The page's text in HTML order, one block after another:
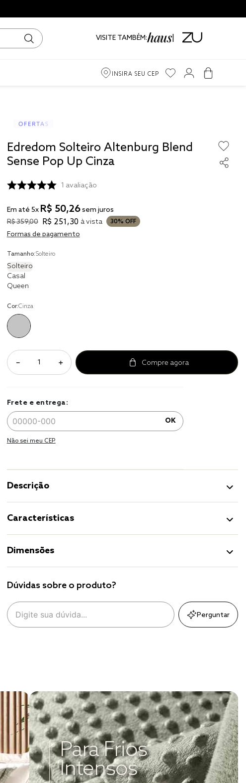
VISITE TAMBÉM:
INSIRA SEU CEP
Edredom Solteiro Altenburg Blend
Sense Pop Up Cinza
1 avaliação
Em até 5x R$ 50,26sem juros
R$359,00 R$ 251,30 à vista 30% OFF
Formas de pagamento
Tamanho:Solteiro
Solteiro
Casal
Queen
Cor:Cinza
＋
－
Frete e entrega:
OK
Não sei meu CEP.
Descrição
Características
Dimensões
Dúvidas sobre o produto?
Perguntar
Para Frios
Intensos
leito